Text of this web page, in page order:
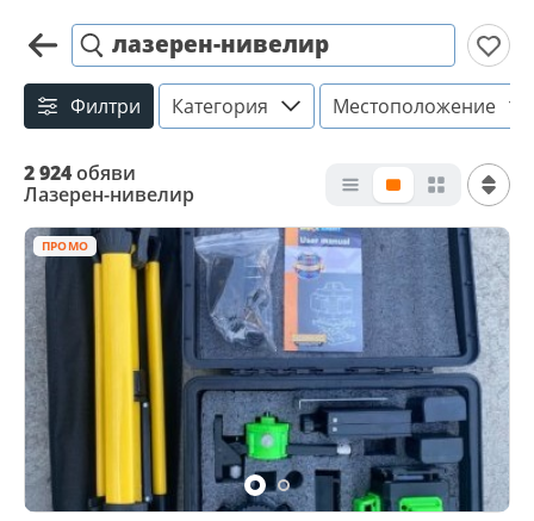
лазерен-нивелир
Филтри Категория Местоположение
2 924обяви
Лазерен-нивелир
ПРОМО